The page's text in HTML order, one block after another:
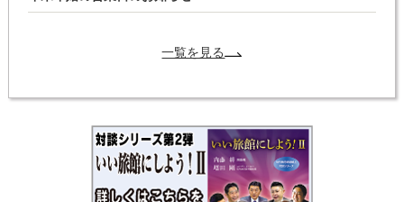
一覧を見る